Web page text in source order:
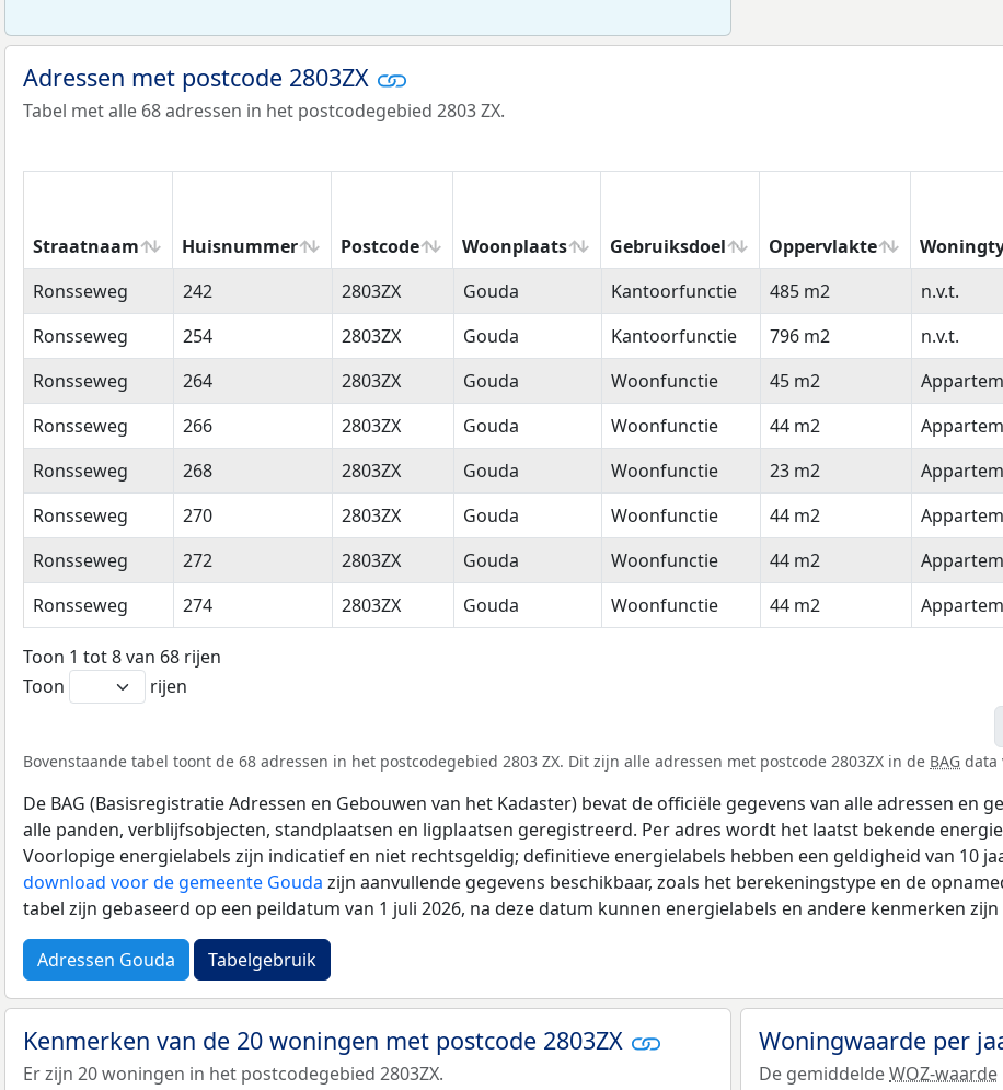
Adressen met postcode 2803ZX
Tabel met alle 68 adressen in het postcodegebied 2803 ZX.
Straatnaam Huisnummer Postcode Woonplaats Gebruiksdoel Oppervlakte
Straatnaam
Huisnummer Postcode Woonplaats Gebruiksdoel Oppervlakte
Ronsseweg 242 2803ZX Gouda Kantoorfunctie 485 m2 n.v.t.
Ronsseweg
254 2803ZX Gouda Kantoorfunctie 796 m2 n.v.t.
Ronsseweg
264 2803ZX Gouda Woonfunctie 45 m2
Ronsseweg
266 2803ZX Gouda Woonfunctie 44 m2
Ronsseweg
268 2803ZX Gouda Woonfunctie 23 m2
Ronsseweg
270 2803ZX Gouda Woonfunctie 44 m2
Ronsseweg
272 2803ZX Gouda Woonfunctie 44 m2
Ronsseweg
274 2803ZX Gouda Woonfunctie 44 m2
Toon 1 tot 8 van 68 rijen
Toon
rijen
Bovenstaande tabel toont de 68 adressen in het postcodegebied 2803 ZX. Dit zijn alle adressen met postcode 2803ZX in de BAG data
De BAG (Basisregistratie Adressen en Gebouwen van het Kadaster) bevat de officiële gegevens van alle adressen en
alle panden, verblijfsobjecten, standplaatsen en ligplaatsen geregistreerd. Per adres wordt het laatst bekende
Voorlopige energielabels zijn indicatief en niet rechtsgeldig; definitieve energielabels hebben een geldigheid van 10
download voor de gemeente Gouda zijn aanvullende gegevens beschikbaar, zoals het berekeningstype en de
tabel zijn gebaseerd op een peildatum van 1 juli 2026, na deze datum kunnen energielabels en andere kenmerken
Adressen Gouda Tabelgebruik
Kenmerken van de 20 woningen met postcode 2803ZX
Er zijn 20 woningen in het postcodegebied 2803ZX.
Woningwaarde per
De gemiddeldeWOZ-waarde